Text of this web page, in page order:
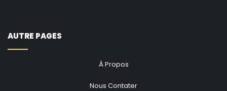
AUTRE PAGES
À Propos
Nous Contater